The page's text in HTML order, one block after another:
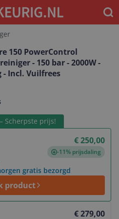
150 PowerControl
- 150 bar - 2000W -
- Incl. Vuilfrees
Scherpste prijs!
€ 250,00
-11% prijsdaling
gratis bezorgd
product
€ 279,00